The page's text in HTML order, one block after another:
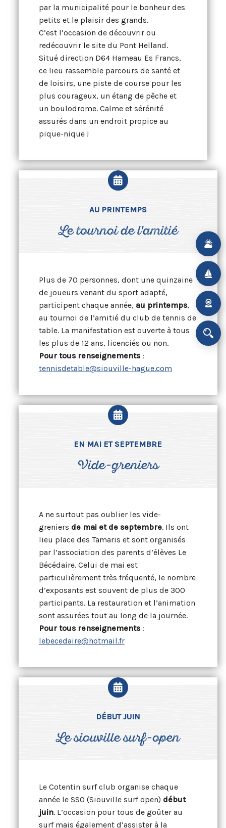
par la municipalité pour le bonheur des
petits et le plaisir des grands.
C’est l’occasion de découvrir ou
redécouvrir le site du Pont Helland.
Situé direction D64 Hameau Es Francs,
ce lieu rassemble parcours de santé et
de loisirs, une piste de course pour les
plus courageux, un étang de pêche et
un boulodrome. Calme et sérénité
assurés dans un endroit propice au
pique-nique !
AU PRINTEMPS
Le tournoi de l'amitié
Plus de 70 personnes, dont une quinzaine
de joueurs venant du sport adapté,
participent chaque année, au printemps,
au tournoi de l’amitié du club de tennis de
table. La manifestation est ouverte à tous
les plus de 12 ans, licenciés ou non.
Pour tous renseignements:
tennisdetable@siouville-hague.com
EN MAI ET SEPTEMBRE
Vide-greniers
A ne surtout pas oublier les vide-
greniers de mai et de septembre. Ils ont
lieu place des Tamaris et sont organisés
par l’association des parents d’élèves Le
Bécédaire. Celui de mai est
particulièrement très fréquenté, le nombre
d’exposants est souvent de plus de 300
participants. La restauration et l’animation
sont assurées tout au long de la journée.
Pour tous renseignements:
lebecedaire@hotmail.fr
DÉBUT JUIN
Le siouville surf-open
Le Cotentin surf club organise chaque
année le SSO (Siouville surf open) début
juin. L’occasion pour tous de goûter au
surf mais également d’assister à la